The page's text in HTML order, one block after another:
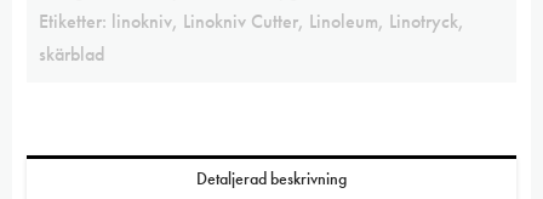
Etiketter: linokniv, Linokniv Cutter, Linoleum, Linotryck,
skärblad
Detaljerad beskrivning